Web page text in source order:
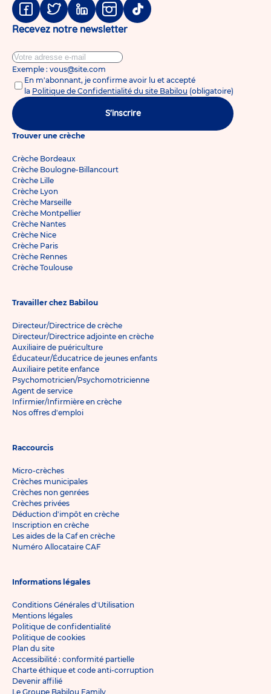
Facebook
TwitterLinkedinInstagram
Tiktok
Recevez notre newsletter
Exemple : vous@site.com
En m'abonnant, je confirme avoir lu et accepté
la Politique de Confidentialité du site Babilou (obligatoire)
S'inscrire
Trouver une crèche
Crèche Bordeaux
Crèche Boulogne-Billancourt
Crèche Lille
Crèche Lyon
Crèche Marseille
Crèche Montpellier
Crèche Nantes
Crèche Nice
Crèche Paris
Crèche Rennes
Crèche Toulouse
Travailler chez Babilou
Directeur/Directrice de crèche
Directeur/Directrice adjointe en crèche
Auxiliaire de puériculture
Éducateur/Éducatrice de jeunes enfants
Auxiliaire petite enfance
Psychomotricien/Psychomotricienne
Agent de service
Infirmier/Infirmière en crèche
Nos offres d'emploi
Raccourcis
Micro-crèches
Crèches municipales
Crèches non genrées
Crèches privées
Déduction d'impôt en crèche
Inscription en crèche
Les aides de la Caf en crèche
Numéro Allocataire CAF
Informations légales
Conditions Générales d'Utilisation
Mentions légales
Politique de confidentialité
Politique de cookies
Plan du site
Accessibilité : conformité partielle
Charte éthique et code anti-corruption
Devenir affilié
Le Groupe Babilou Family